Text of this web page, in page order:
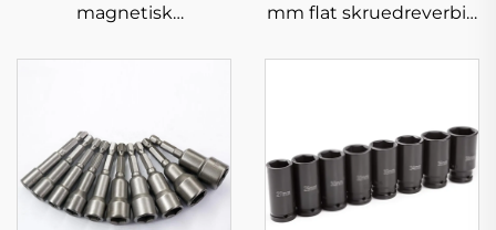
magnetisk
bittholder
mm flat skruedreverbit,
apparater og DIY-